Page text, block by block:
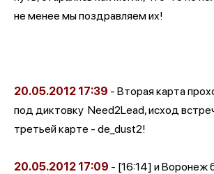
не менее мы поздравляем их!
20.05.2012 17:39 - Вторая карта
под диктовку Need2Lead, исход
третьей карте - de_dust2!
20.05.2012 17:09 - [16:14] и Воронеж